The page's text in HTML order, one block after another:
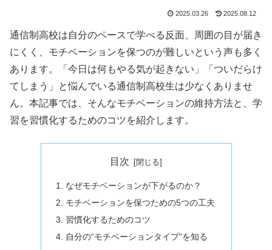
2025.03.26 2025.08.12
通信制高校は自分のペースで学べる反面、周囲の目が届き
にくく、モチベーションを保つのが難しいという声も多く
あります。「今日は何もやる気が起きない」「ついだらけ
てしまう」と悩んでいる通信制高校生は少なくありませ
ん。本記事では、そんなモチベーションの維持方法と、学
習を習慣化するためのコツを紹介します。
目次
なぜモチベーションが下がるのか？
モチベーションを保つための5つの工夫
習慣化するためのコツ
自分の“モチベーションタイプ”を知る